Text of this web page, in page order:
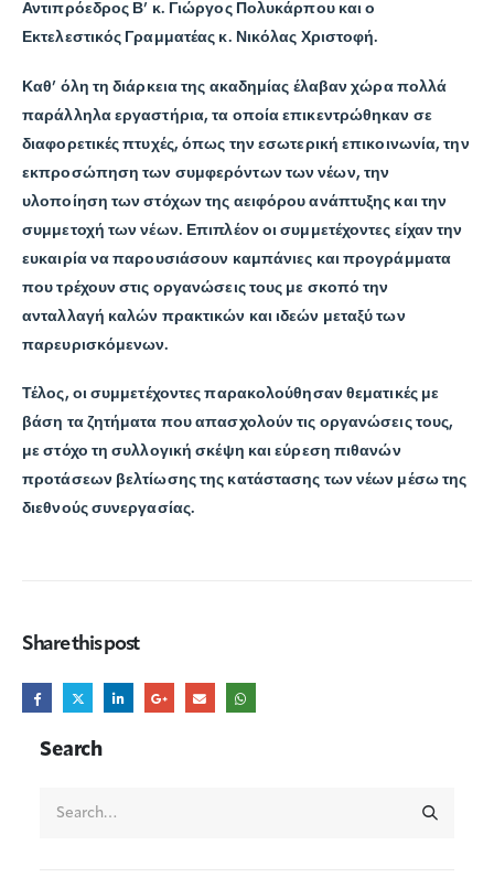
Αντιπρόεδρος Β’ κ. Γιώργος Πολυκάρπου και ο
Εκτελεστικός Γραμματέας κ. Νικόλας Χριστοφή.
Καθ’ όλη τη διάρκεια της ακαδημίας έλαβαν χώρα πολλά
παράλληλα εργαστήρια, τα οποία επικεντρώθηκαν σε
διαφορετικές πτυχές, όπως την εσωτερική επικοινωνία, την
εκπροσώπηση των συμφερόντων των νέων, την
υλοποίηση των στόχων της αειφόρου ανάπτυξης και την
συμμετοχή των νέων. Επιπλέον οι συμμετέχοντες είχαν την
ευκαιρία να παρουσιάσουν καμπάνιες και προγράμματα
που τρέχουν στις οργανώσεις τους με σκοπό την
ανταλλαγή καλών πρακτικών και ιδεών μεταξύ των
παρευρισκόμενων.
Τέλος, οι συμμετέχοντες παρακολούθησαν θεματικές με
βάση τα ζητήματα που απασχολούν τις οργανώσεις τους,
με στόχο τη συλλογική σκέψη και εύρεση πιθανών
προτάσεων βελτίωσης της κατάστασης των νέων μέσω της
διεθνούς συνεργασίας.
Share this post
Search